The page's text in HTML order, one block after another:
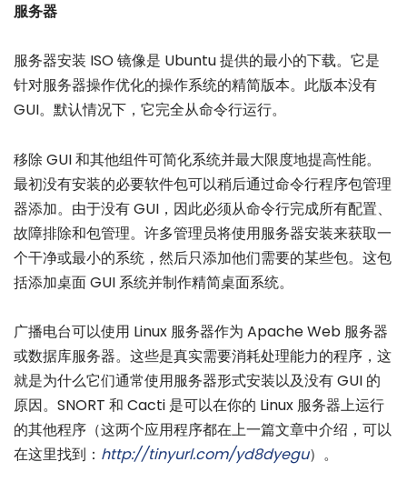
服务器
服务器安装 ISO 镜像是 Ubuntu 提供的最小的下载。它是
针对服务器操作优化的操作系统的精简版本。此版本没有
GUI。默认情况下，它完全从命令行运行。
移除 GUI 和其他组件可简化系统并最大限度地提高性能。
最初没有安装的必要软件包可以稍后通过命令行程序包管理
器添加。由于没有 GUI，因此必须从命令行完成所有配置、
故障排除和包管理。许多管理员将使用服务器安装来获取一
个干净或最小的系统，然后只添加他们需要的某些包。这包
括添加桌面 GUI 系统并制作精简桌面系统。
广播电台可以使用 Linux 服务器作为 Apache Web 服务器
或数据库服务器。这些是真实需要消耗处理能力的程序，这
就是为什么它们通常使用服务器形式安装以及没有 GUI 的
原因。SNORT 和 Cacti 是可以在你的 Linux 服务器上运行
的其他程序（这两个应用程序都在上一篇文章中介绍，可以
在这里找到： http://tinyurl.com/yd8dyegu）。